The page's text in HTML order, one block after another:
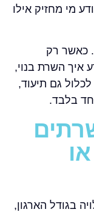
מי מחזיק אילו
כאשר רק
איך השרת בנוי,
גם תיעוד,
בלבד.
בגודל הארגון,